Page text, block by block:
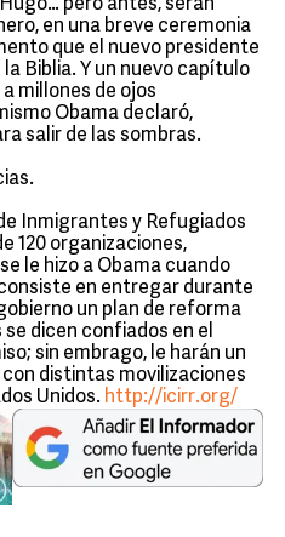
pero antes, serán
en una breve ceremonia
que el nuevo presidente
Biblia. Y un nuevo capítulo
millones de ojos
Obama declaró,
salir de las sombras.
Inmigrantes y Refugiados
120 organizaciones,
le hizo a Obama cuando
en entregar durante
un plan de reforma
dicen confiados en el
sin embrago, le harán un
distintas movilizaciones
Unidos. http://icirr.org/